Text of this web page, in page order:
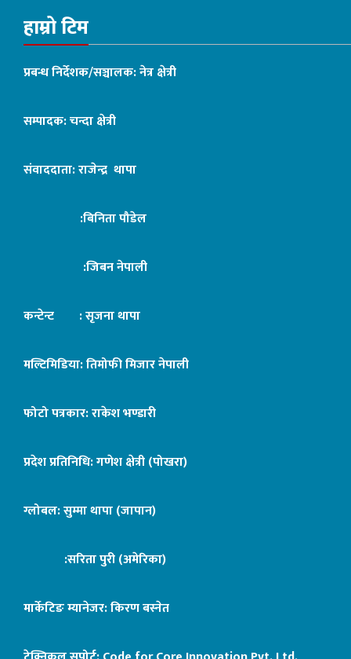
हाम्रो टिम
प्रबन्ध निर्देशक/सञ्चालक: नेत्र क्षेत्री
सम्पादक: चन्दा क्षेत्री
संवाददाता: राजेन्द्र थापा
:बिनिता पौडेल
:जिबन नेपाली
कन्टेन्ट : सृजना थापा
मल्टिमिडिया: तिमोफी मिजार नेपाली
फोटो पत्रकार: राकेश भण्डारी
प्रदेश प्रतिनिधि: गणेश क्षेत्री (पोखरा)
ग्लोबल: सुम्मा थापा (जापान)
:सरिता पुरी (अमेरिका)
मार्केटिङ म्यानेजर: किरण बस्नेत